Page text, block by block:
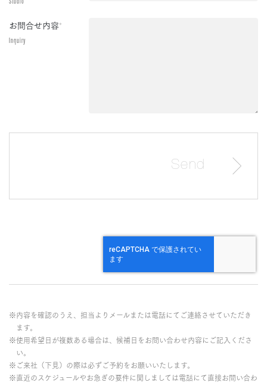
お問合せ内容*
Inquiry
※内容を確認のうえ、担当よりメールまたは電話にてご連絡させていただき
ます。
※使用希望日が複数ある場合は、候補日をお問い合わせ内容にご記入くださ
い。
※ご来社（下見）の際は必ずご予約をお願いいたします。
※直近のスケジュールやお急ぎの要件に関しましては電話にて直接お問い合わ